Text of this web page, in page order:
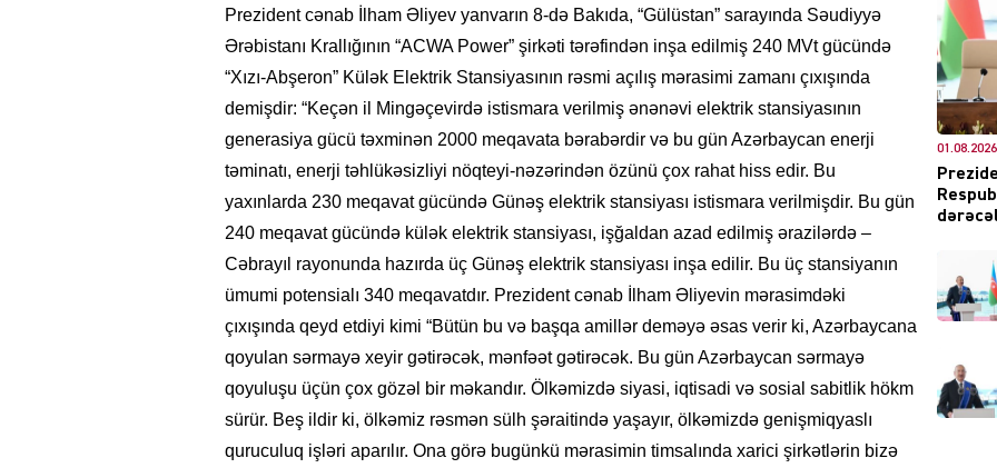
Prezident cənab İlham Əliyev yanvarın 8-də Bakıda, “Gülüstan” sarayında Səudiyyə
Ərəbistanı Krallığının “ACWA Power” şirkəti tərəfindən inşa edilmiş 240 MVt gücündə
“Xızı-Abşeron” Külək Elektrik Stansiyasının rəsmi açılış mərasimi zamanı çıxışında
demişdir: “Keçən il Mingəçevirdə istismara verilmiş ənənəvi elektrik stansiyasının
generasiya gücü təxminən 2000 meqavata bərabərdir və bu gün Azərbaycan enerji
təminatı, enerji təhlükəsizliyi nöqteyi-nəzərindən özünü çox rahat hiss edir. Bu
yaxınlarda 230 meqavat gücündə Günəş elektrik stansiyası istismara verilmişdir. Bu gün
240 meqavat gücündə külək elektrik stansiyası, işğaldan azad edilmiş ərazilərdə –
Cəbrayıl rayonunda hazırda üç Günəş elektrik stansiyası inşa edilir. Bu üç stansiyanın
ümumi potensialı 340 meqavatdır. Prezident cənab İlham Əliyevin mərasimdəki
çıxışında qeyd etdiyi kimi “Bütün bu və başqa amillər deməyə əsas verir ki, Azərbaycana
qoyulan sərmayə xeyir gətirəcək, mənfəət gətirəcək. Bu gün Azərbaycan sərmayə
qoyuluşu üçün çox gözəl bir məkandır. Ölkəmizdə siyasi, iqtisadi və sosial sabitlik hökm
sürür. Beş ildir ki, ölkəmiz rəsmən sülh şəraitində yaşayır, ölkəmizdə genişmiqyaslı
quruculuq işləri aparılır. Ona görə bugünkü mərasimin timsalında xarici şirkətlərin bizə
DÜNYA
01.08.2026